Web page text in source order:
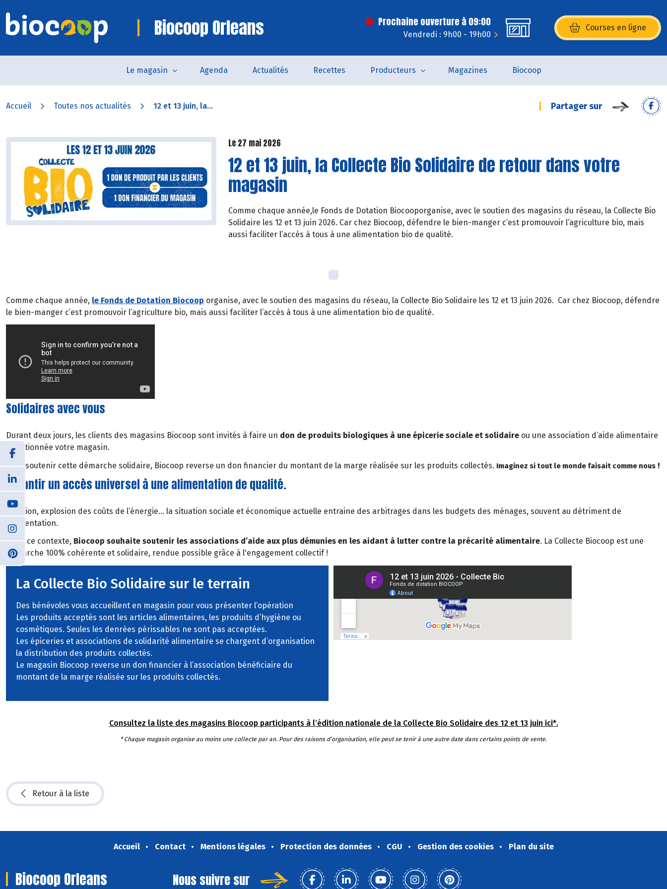
Biocoop Orleans Prochaine ouverture à 09:00
Vendredi : 9h00 - 19h00
Courses en ligne
(s’ouvre dans une nouvelle
Le magasin Agenda Actualités Recettes Producteurs Magazines Biocoop
Accueil Toutes nos actualités 12 et 13 juin, la... Partager sur
Le 27 mai 2026
12 et 13 juin, la Collecte Bio Solidaire de retour dans votre
magasin
Comme chaque année,le Fonds de Dotation Biocooporganise, avec le soutien des magasins du réseau, la Collecte Bio
Solidaire les 12 et 13 juin 2026. Car chez Biocoop, défendre le bien-manger c’est promouvoir l’agriculture bio, mais
aussi faciliter l’accès à tous à une alimentation bio de qualité.
Comme chaque année, le Fonds de Dotation Biocoop organise, avec le soutien des magasins du réseau, la Collecte Bio Solidaire les 12 et 13 juin 2026. Car chez Biocoop, défendre
le bien-manger c’est promouvoir l’agriculture bio, mais aussi faciliter l’accès à tous à une alimentation bio de qualité.
Solidaires avec vous
Durant deux jours, les clients des magasins Biocoop sont invités à faire un don de produits biologiques à une épicerie sociale et solidaire ou une association d’aide alimentaire
sélectionnée votre magasin.
Pour soutenir cette démarche solidaire, Biocoop reverse un don financier du montant de la marge réalisée sur les produits collectés. Imaginez si tout le monde faisait comme nous !
Garantir un accès universel à une alimentation de qualité.
Inflation, explosion des coûts de l’énergie… la situation sociale et économique actuelle entraine des arbitrages dans les budgets des ménages, souvent au détriment de
l’alimentation.
Dans ce contexte, Biocoop souhaite soutenir les associations d’aide aux plus démunies en les aidant à lutter contre la précarité alimentaire. La Collecte Biocoop est une
démarche 100% cohérente et solidaire, rendue possible grâce à l'engagement collectif !
La Collecte Bio Solidaire sur le terrain
Des bénévoles vous accueillent en magasin pour vous présenter l’opération
Les produits acceptés sont les articles alimentaires, les produits d’hygiène ou
cosmétiques. Seules les denrées périssables ne sont pas acceptées.
Les épiceries et associations de solidarité alimentaire se chargent d’organisation
la distribution des produits collectés.
Le magasin Biocoop reverse un don financier à l’association bénéficiaire du
montant de la marge réalisée sur les produits collectés.
Consultez la liste des magasins Biocoop participants à l’édition nationale de la Collecte Bio Solidaire des 12 et 13 juin ici*.
* Chaque magasin organise au moins une collecte par an. Pour des raisons d’organisation, elle peut se tenir à une autre date dans certains points de vente.
Retour à la liste
Accueil Contact Mentions légales Protection des données CGU Gestion des cookies Plan du site
Biocoop Orleans Nous suivre sur